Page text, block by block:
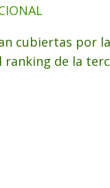
cubiertas por
de la